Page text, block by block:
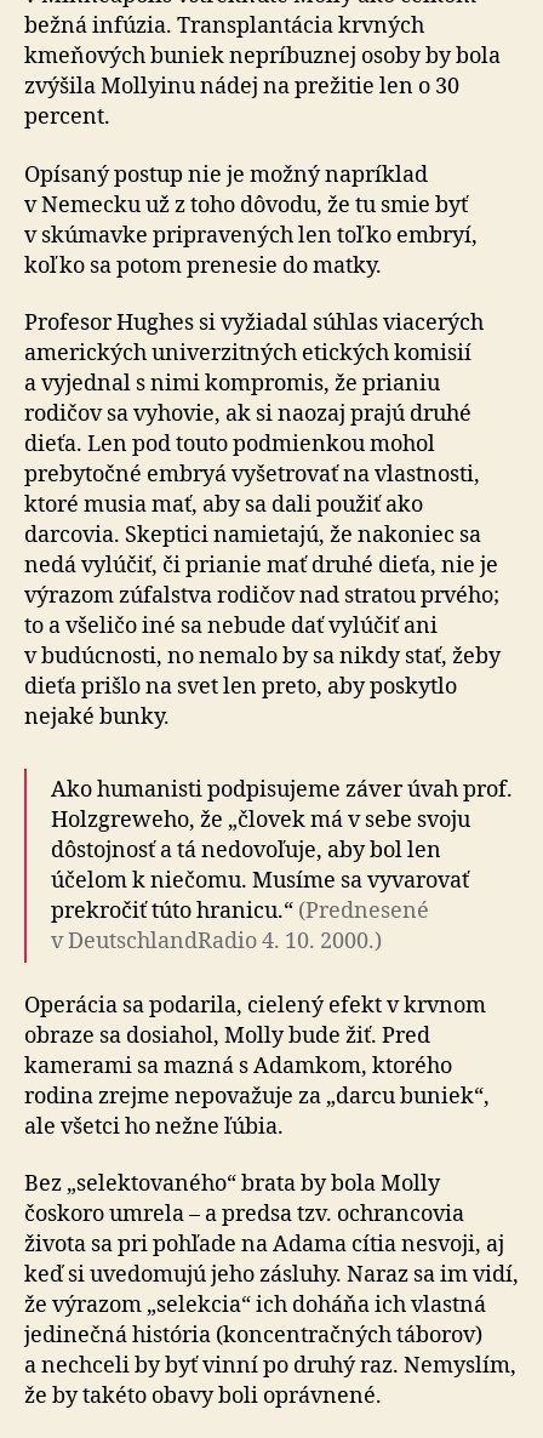
bežná infúzia. Transplantácia krvných
kmeňových buniek nepríbuznej osoby by bola
zvýšila Mollyinu nádej na prežitie len o 30
percent.
Opísaný postup nie je možný napríklad
v Nemecku už z toho dôvodu, že tu smie byť
v skúmavke pripravených len toľko embryí,
koľko sa potom prenesie do matky.
Profesor Hughes si vyžiadal súhlas viacerých
amerických univerzitných etických komisií
a vyjednal s nimi kompromis, že prianiu
rodičov sa vyhovie, ak si naozaj prajú druhé
dieťa. Len pod touto podmienkou mohol
prebytočné embryá vyšetrovať na vlastnosti,
ktoré musia mať, aby sa dali použiť ako
darcovia. Skeptici namietajú, že nakoniec sa
nedá vylúčiť, či prianie mať druhé dieťa, nie je
výrazom zúfalstva rodičov nad stratou prvého;
to a všeličo iné sa nebude dať vylúčiť ani
v budúcnosti, no nemalo by sa nikdy stať, žeby
dieťa prišlo na svet len preto, aby poskytlo
nejaké bunky.
Ako humanisti podpisujeme záver úvah prof.
Holzgreweho, že „človek má v sebe svoju
dôstojnosť a tá nedovoľuje, aby bol len
účelom k niečomu. Musíme sa vyvarovať
prekročiť túto hranicu.“ (Pred­ne­se­né
v Deutsch­land­Radio 4. 10. 2000.)
Operácia sa podarila, cielený efekt v krvnom
obraze sa dosiahol, Molly bude žiť. Pred
kamerami sa mazná s Adamkom, ktorého
rodina zrejme nepovažuje za „darcu buniek“,
ale všetci ho nežne ľúbia.
Bez „selektovaného“ brata by bola Molly
čoskoro umrela – a predsa tzv. ochrancovia
života sa pri pohľade na Adama cítia nesvoji, aj
keď si uvedomujú jeho zásluhy. Naraz sa im vidí,
že výrazom „selekcia“ ich doháňa ich vlastná
jedinečná história (koncentračných táborov)
a nechceli by byť vinní po druhý raz. Nemyslím,
že by takéto obavy boli oprávnené.